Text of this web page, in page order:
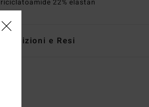
riciclatoamide 22% elastan
Spedizioni e Resi